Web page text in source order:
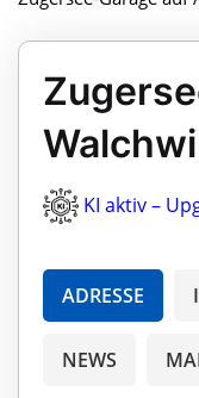
KI aktiv –
ADRESSE
NEWS